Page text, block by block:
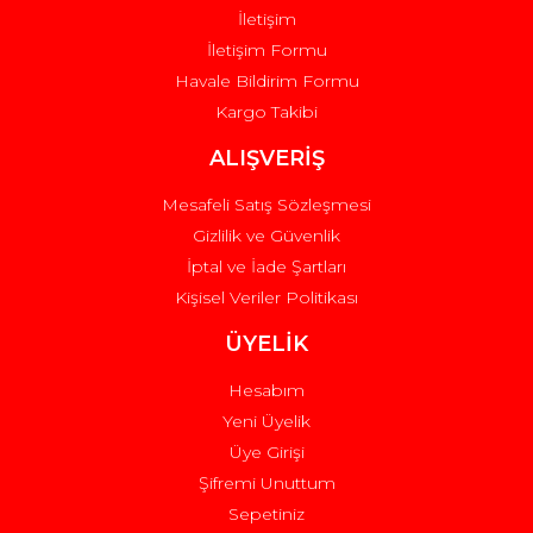
Gönder
İletişim
İletişim Formu
Havale Bildirim Formu
Kargo Takibi
ALIŞVERİŞ
Mesafeli Satış Sözleşmesi
Gizlilik ve Güvenlik
İptal ve İade Şartları
Kişisel Veriler Politikası
ÜYELİK
Hesabım
Yeni Üyelik
Üye Girişi
Şifremi Unuttum
Sepetiniz